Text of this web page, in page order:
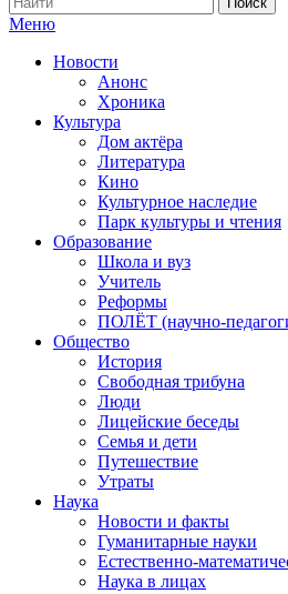
Меню
Новости
Анонс
Хроника
Культура
Дом актёра
Литература
Кино
Культурное наследие
Парк культуры и чтения
Образование
Школа и вуз
Учитель
Реформы
ПОЛЁТ (научно-
Общество
История
Свободная трибуна
Люди
Лицейские беседы
Семья и дети
Путешествие
Утраты
Наука
Новости и факты
Гуманитарные науки
Естественно-
Наука в лицах